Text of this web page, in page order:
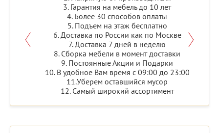
3. Гарантия на мебель до 10 лет
4. Более 30 способов оплаты
5. Подъем на этаж бесплатно
6. Доставка по России как по Москве
7. Доставка 7 дней в неделю
8. Сборка мебели в момент доставки
9. Постоянные Акции и Подарки
10. В удобное Вам время с 09:00 до 23:00
11.Уберем оставшийся мусор
12. Самый широкий ассортимент